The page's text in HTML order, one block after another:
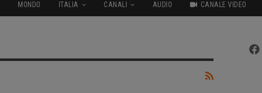
MONDO ITALIA CANALI AUDIO CANALE VIDEO